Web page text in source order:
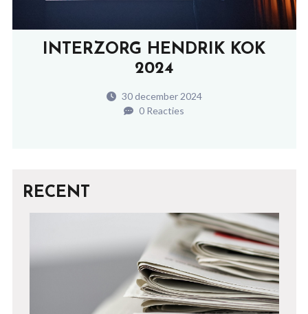
INTERZORG HENDRIK KOK
2024
30 december 2024
0 Reacties
RECENT